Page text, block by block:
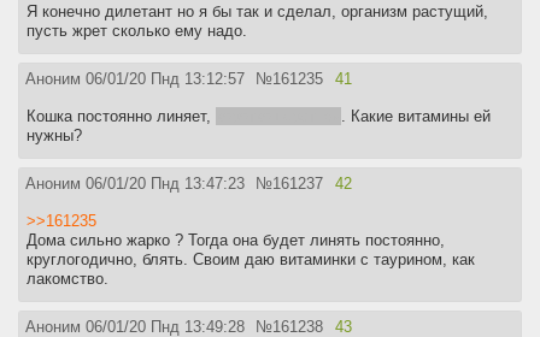
Я конечно дилетант но я бы так и сделал, организм растущий,
пусть жрет сколько ему надо.
Аноним 06/01/20 Пнд 13:12:57 №161235 41
Кошка постоянно линяет,
. Какие витамины ей
нужны?
Аноним 06/01/20 Пнд 13:47:23 №161237 42
>>161235
Дома сильно жарко ? Тогда она будет линять постоянно,
круглогодично, блять. Своим даю витаминки с таурином, как
лакомство.
Аноним 06/01/20 Пнд 13:49:28 №161238 43